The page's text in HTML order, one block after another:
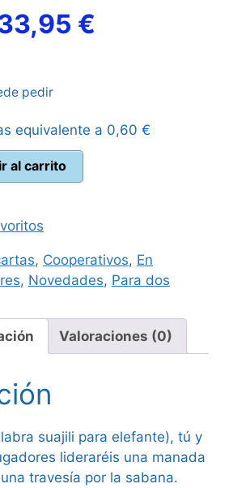
€.
€
es:
pedir
equivalente a 0,60 €
al carrito
, Cooperativos, En
, Novedades, Para dos
Valoraciones (0)
suajili para elefante), tú y
lideraréis una manada
travesía por la sabana.